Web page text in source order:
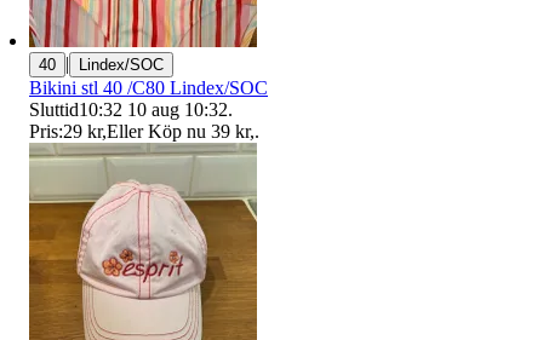
40 | Lindex/SOC
Bikini stl 40 /C80 Lindex/SOC
Sluttid10:32 10 aug 10:32.
Pris:29 kr,Eller Köp nu 39 kr,.